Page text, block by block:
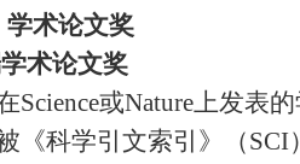
术论文奖
术论文奖
Science或Nature上发表
《科学引文索引》（SCI